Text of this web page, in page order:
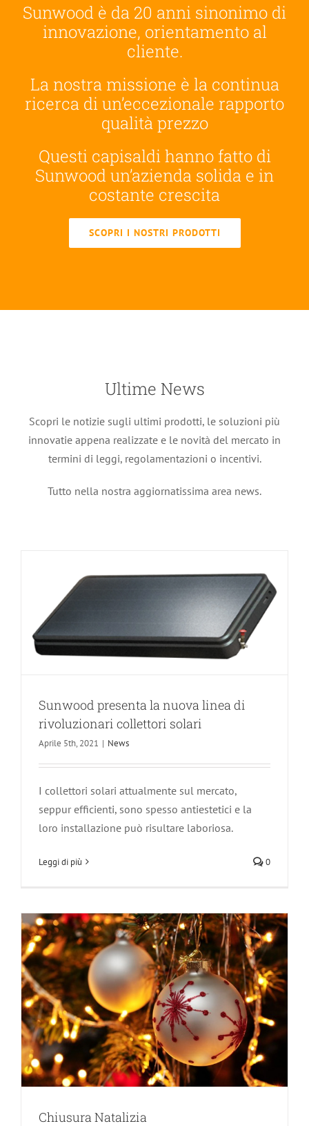
Sunwood è da 20 anni sinonimo di
innovazione, orientamento al
cliente.
La nostra missione è la continua
ricerca di un’eccezionale rapporto
qualità prezzo
Questi capisaldi hanno fatto di
Sunwood un’azienda solida e in
costante crescita
SCOPRI I NOSTRI PRODOTTI
Ultime News
Scopri le notizie sugli ultimi prodotti, le soluzioni più
innovatie appena realizzate e le novità del mercato in
termini di leggi, regolamentazioni o incentivi.
Tutto nella nostra aggiornatissima area news.
Sunwood presenta la nuova linea di
Sunwood presenta la nuova linea di
rivoluzionari collettori solari
Aprile 5th, 2021 | News
I collettori solari attualmente sul mercato,
seppur efficienti, sono spesso antiestetici e la
loro installazione può risultare laboriosa.
Leggi di più 0
Chiusura Natalizia
Chiusura Natalizia